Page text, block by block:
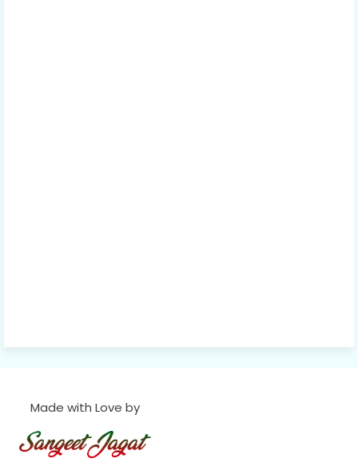
Made with Love by